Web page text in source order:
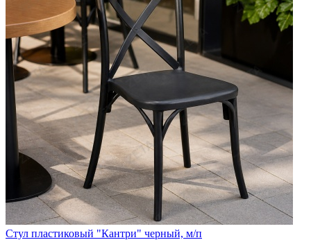
Стул пластиковый "Кантри" черный, м/п